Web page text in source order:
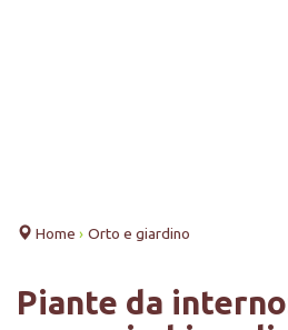
Home › Orto e giardino
Piante da